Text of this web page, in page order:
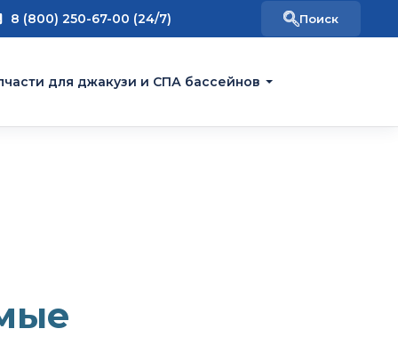
8 (800) 250-67-00 (24/7)
для джакузи и СПА бассейнов